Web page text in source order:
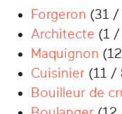
Forgeron (31 /
Architecte (1 /
Maquignon
Cuisinier (11 /
Bouilleur de